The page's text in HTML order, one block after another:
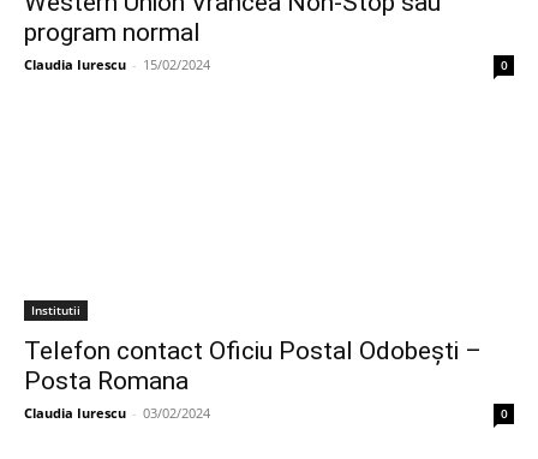
program normal
Claudia Iurescu - 15/02/2024 0
Institutii
Telefon contact Oficiu Postal Odobeşti –
Posta Romana
Claudia Iurescu - 03/02/2024 0